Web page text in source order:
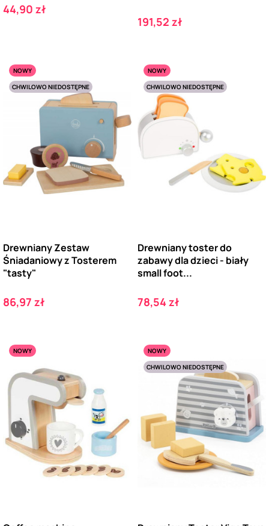
Cena
44,90 zł
Cena
191,52 zł
NOWY
CHWILOWO NIEDOSTĘPNE
Drewniany Zestaw
Śniadaniowy z Tosterem
"tasty"
Cena
86,97 zł
NOWY
CHWILOWO NIEDOSTĘPNE
Drewniany toster do
zabawy dla dzieci - biały
small foot...
Cena
78,54 zł
NOWY
NOWY
CHWILOWO NIEDOSTĘPNE